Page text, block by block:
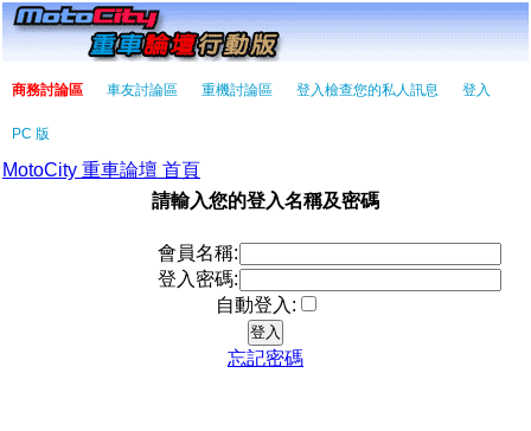
商務討論區 車友討論區 重機討論區 登入檢查您的私人訊息 登入
PC 版
MotoCity 重車論壇 首頁
請輸入您的登入名稱及密碼
會員名稱:
登入密碼:
自動登入:
忘記密碼